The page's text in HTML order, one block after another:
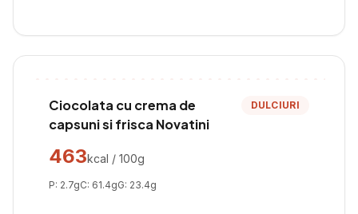
Ciocolata cu crema de
capsuni si frisca Novatini
DULCIURI
463kcal / 100g
P: 2.7gC: 61.4gG: 23.4g